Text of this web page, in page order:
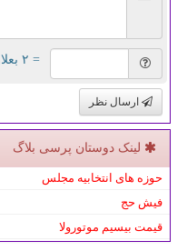
= ۲ بعلاوه ۳
ارسال نظر
لینک دوستان پرسی بلاگ
حوزه های انتخابیه مجلس
فیش حج
قیمت بیسیم موتورولا